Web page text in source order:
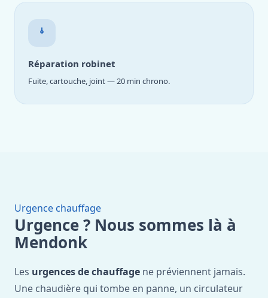
Réparation robinet
Fuite, cartouche, joint — 20 min chrono.
Urgence chauffage
Urgence ? Nous sommes là à
Mendonk
Les urgences de chauffage ne préviennent jamais.
Une chaudière qui tombe en panne, un circulateur